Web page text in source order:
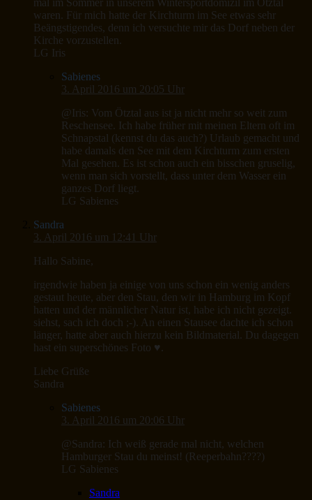
mal im Sommer in unserem Wintersportdomizil im Ötztal
waren. Für mich hatte der Kirchturm im See etwas sehr
Beängstigendes, denn ich versuchte mir das Dorf neben der
Kirche vorzustellen.
LG Iris
Sabienes
3. April 2016 um 20:05 Uhr
@Iris: Vom Ötztal aus ist ja nicht mehr so weit zum
Reschensee. Ich habe früher mit meinen Eltern oft im
Schnapstal (kennst du das auch?) Urlaub gemacht und
habe damals den See mit dem Kirchturm zum ersten
Mal gesehen. Es ist schon auch ein bisschen gruselig,
wenn man sich vorstellt, dass unter dem Wasser ein
ganzes Dorf liegt.
LG Sabienes
Sandra
3. April 2016 um 12:41 Uhr
Hallo Sabine,
irgendwie haben ja einige von uns schon ein wenig anders
gestaut heute, aber den Stau, den wir in Hamburg im Kopf
hatten und der männlicher Natur ist, habe ich nicht gezeigt.
siehst, sach ich doch ;-). An einen Stausee dachte ich schon
länger, hatte aber auch hierzu kein Bildmaterial. Du dagegen
hast ein superschönes Foto ♥.
Liebe Grüße
Sandra
Sabienes
3. April 2016 um 20:06 Uhr
@Sandra: Ich weiß gerade mal nicht, welchen
Hamburger Stau du meinst! (Reeperbahn????)
LG Sabienes
Sandra